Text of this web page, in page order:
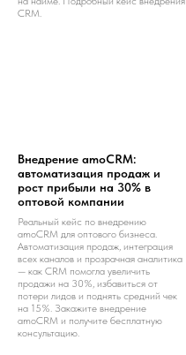
CRM.
Внедрение amoCRM:
автоматизация продаж и
рост прибыли на 30% в
оптовой компании
Реальный кейс по внедрению
amoCRM для оптового бизнеса.
Автоматизация продаж, интеграция
всех каналов и прозрачная аналитика
— как CRM помогла увеличить
продажи на 30%, избавиться от
потери лидов и поднять средний чек
на 15%. Закажите внедрение
amoCRM и получите бесплатную
консультацию.